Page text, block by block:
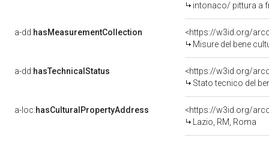
intonaco/ pittura a
a-dd:hasMeasurementCollection
<https://w3id.org/
Misure del bene
a-dd:hasTechnicalStatus
<https://w3id.org/
Stato tecnico del
a-loc:hasCulturalPropertyAddress
<https://w3id.org/
Lazio, RM, Roma